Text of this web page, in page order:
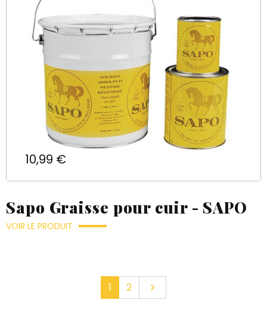
Prix
10,99 €
Sapo Graisse pour cuir - SAPO
VOIR LE PRODUIT
1 2 Suivant
